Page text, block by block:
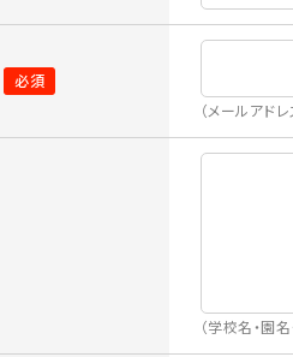
（メールアド
（学校名・園